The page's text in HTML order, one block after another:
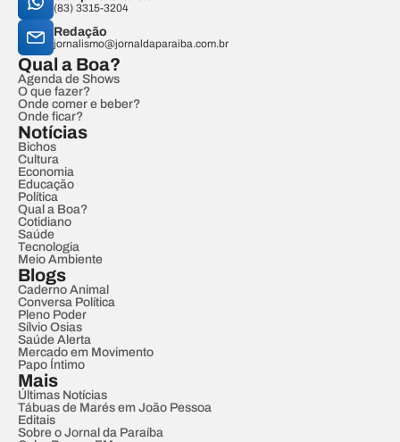
(83) 3315-3204
Redação
jornalismo@jornaldaparaiba.com.br
Qual a Boa?
Agenda de Shows
O que fazer?
Onde comer e beber?
Onde ficar?
Notícias
Bichos
Cultura
Economia
Educação
Política
Qual a Boa?
Cotidiano
Saúde
Tecnologia
Meio Ambiente
Blogs
Caderno Animal
Conversa Política
Pleno Poder
Sílvio Osias
Saúde Alerta
Mercado em Movimento
Papo Íntimo
Mais
Últimas Notícias
Tábuas de Marés em João Pessoa
Editais
Sobre o Jornal da Paraíba